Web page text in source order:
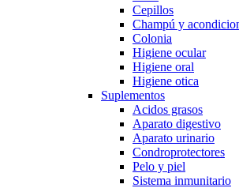
Cepillos
Champú y
Colonia
Higiene ocular
Higiene oral
Higiene otica
Suplementos
Acidos grasos
Aparato digestivo
Aparato urinario
Condroprotectores
Pelo y piel
Sistema inmunitario